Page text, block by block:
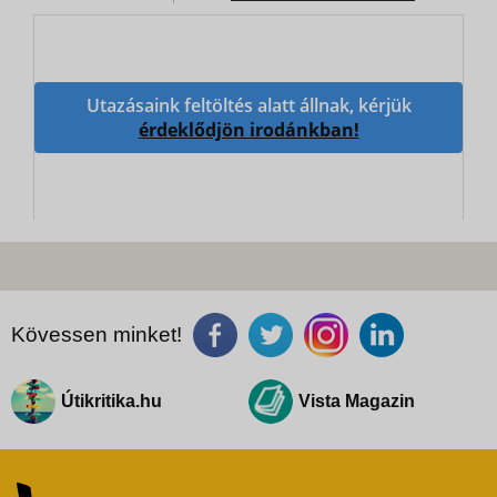
Utazásaink feltöltés alatt állnak, kérjük
érdeklődjön irodánkban!
Kövessen minket!
Útikritika.hu Vista Magazin